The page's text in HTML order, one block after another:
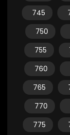
745
750
755
760
765
770
775